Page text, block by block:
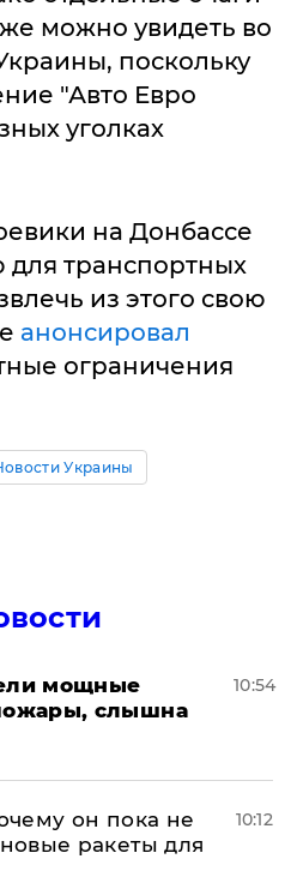
можно увидеть во
поскольку
"Авто Евро
уголках
на Донбассе
транспортных
из этого свою
анонсировал
ограничения
Украины
мощные
слышна
10:54
он пока не
ракеты для
10:12